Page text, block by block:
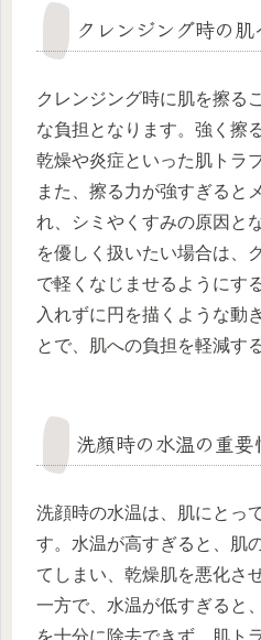
クレンジング時の
クレンジング時に肌を擦る
な負担となります。強く擦
乾燥や炎症といった肌トラ
また、擦る力が強すぎると
れ、シミやくすみの原因と
を優しく扱いたい場合は、
で軽くなじませるようにす
入れずに円を描くような動
とで、肌への負担を軽減す
洗顔時の水温の重要
洗顔時の水温は、肌にとっ
す。水温が高すぎると、肌
てしまい、乾燥肌を悪化さ
一方で、水温が低すぎると